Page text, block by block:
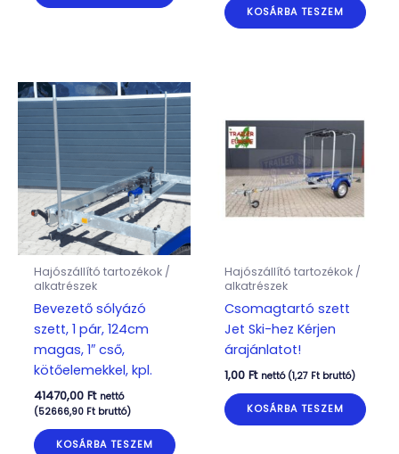
KOSÁRBA TESZEM
Hajószállító tartozékok /
alkatrészek
Bevezető sólyázó
szett, 1 pár, 124cm
magas, 1″ cső,
kötőelemekkel, kpl.
41470,00 Ft nettó
(52666,90 Ftbruttó)
KOSÁRBA TESZEM
Hajószállító tartozékok /
alkatrészek
Csomagtartó szett
Jet Ski-hez Kérjen
árajánlatot!
1,00 Ft nettó (1,27 Ftbruttó)
KOSÁRBA TESZEM